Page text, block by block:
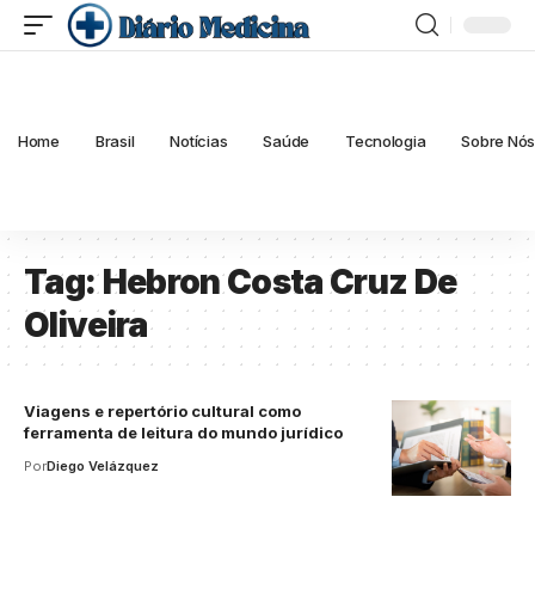
Home Brasil Notícias Saúde Tecnologia Sobre Nós
Tag:Hebron Costa Cruz De
Oliveira
Viagens e repertório cultural como
ferramenta de leitura do mundo jurídico
PorDiego Velázquez